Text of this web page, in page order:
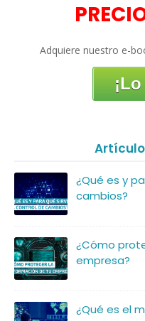
Adquiere nuestro e-
¿Qué es y
cambios?
¿Cómo
empresa?
¿Qué es el